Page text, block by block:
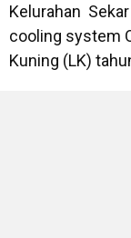
Kelurahan
cooling system
Kuning (LK)